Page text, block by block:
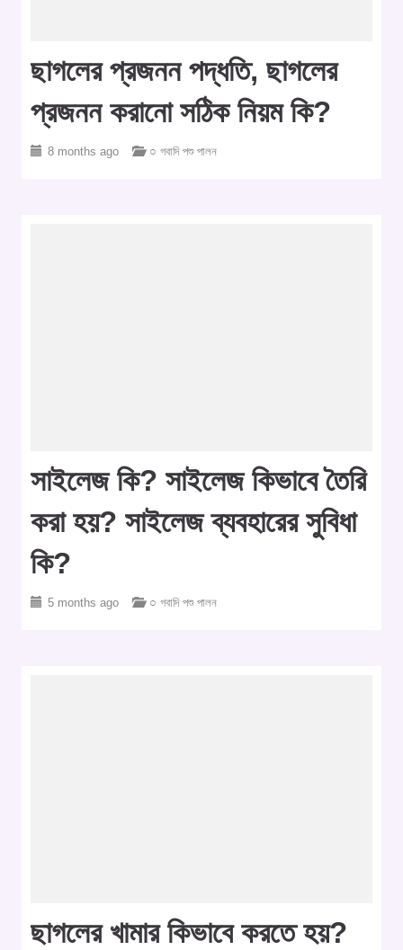
ছাগলের প্রজনন পদ্ধতি, ছাগলের
প্রজনন করানো সঠিক নিয়ম কি?
8 months ago ○ গবাদি পশু পালন
সাইলেজ কি? সাইলেজ কিভাবে তৈরি
করা হয়? সাইলেজ ব্যবহারের সুবিধা
কি?
5 months ago ○ গবাদি পশু পালন
ছাগলের খামার কিভাবে করতে হয়?